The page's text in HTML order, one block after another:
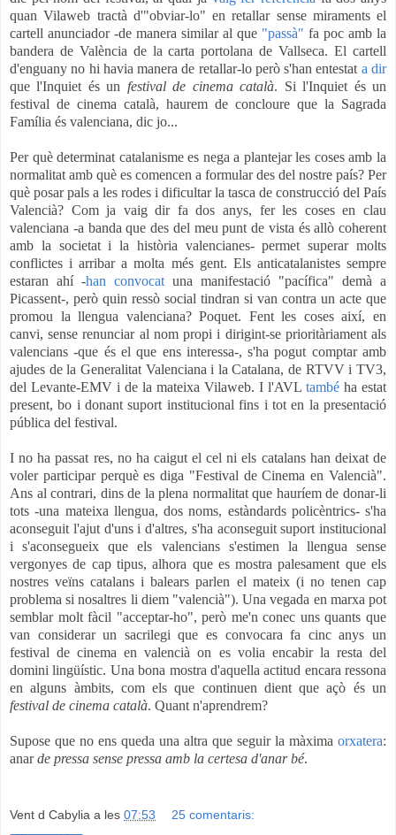
quanVilaweb tractà d'"obviar-lo" en retallar sense miraments el
cartell anunciador -de manera similar al que "passà" fa poc amb la
bandera de València de la carta portolana de Vallseca. El cartell
d'enguany no hi havia manera de retallar-lo però s'han entestat a dir
que l'Inquiet és un festival de cinema català. Si l'Inquiet és un
festival de cinema català, haurem de concloure que la Sagrada
Família és valenciana, dic jo...
Per què determinat catalanisme es nega a plantejar les coses amb la
normalitat amb què es comencen a formular des del nostre país? Per
què posar pals a les rodes i dificultar la tasca de construcció del País
Valencià? Com ja vaig dir fa dos anys, fer les coses en clau
valenciana -a banda que des del meu punt de vista és allò coherent
amb la societat i la història valencianes- permet superar molts
conflictes i arribar a molta més gent. Els anticatalanistes sempre
estaran ahí -han convocat una manifestació "pacífica" demà a
Picassent-, però quin ressò social tindran si van contra un acte que
promou la llengua valenciana? Poquet. Fent les coses així, en
canvi, sense renunciar al nom propi i dirigint-se prioritàriament als
valencians -que és el que ens interessa-, s'ha pogut comptar amb
ajudes de la Generalitat Valenciana i la Catalana, de RTVV i TV3,
del Levante-EMV i de la mateixa Vilaweb. I l'AVL també ha estat
present, bo i donant suport institucional fins i tot en la presentació
pública del festival.
I no ha passat res, no ha caigut el cel ni els catalans han deixat de
voler participar perquè es diga "Festival de Cinema en Valencià".
Ans al contrari, dins de la plena normalitat que hauríem de donar-li
tots -una mateixa llengua, dos noms, estàndards policèntrics- s'ha
aconseguit l'ajut d'uns i d'altres, s'ha aconseguit suport institucional
i s'aconsegueix que els valencians s'estimen la llengua sense
vergonyes de cap tipus, alhora que es mostra palesament que els
nostres veïns catalans i balears parlen el mateix (i no tenen cap
problema si nosaltres li diem "valencià"). Una vegada en marxa pot
semblar molt fàcil "acceptar-ho", però me'n conec uns quants que
van considerar un sacrilegi que es convocara fa cinc anys un
festival de cinema en valencià on es volia encabir la resta del
domini lingüístic. Una bona mostra d'aquella actitud encara ressona
en alguns àmbits, com els que continuen dient que açò és un
festival de cinema català. Quant n'aprendrem?
Supose que no ens queda una altra que seguir la màxima orxatera:
anarde pressa sense pressa amb la certesa d'anar bé.
Vent d Cabylia a les 07:53 25 comentaris: